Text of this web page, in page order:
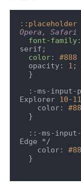
::placeholder
Opera,
font-family:
serif;
color: #888
  opacity:
1 ;
Explorer 10-11
    color:
Edge */
    color: